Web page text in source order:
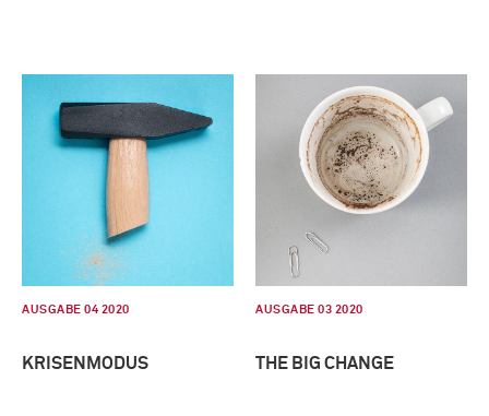
AUSGABE 04 2020
KRISENMODUS
AUSGABE 03 2020
THE BIG CHANGE